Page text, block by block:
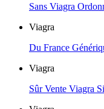
Sans Viagra
Viagra
Du France
Viagra
Sûr Vente Viagra